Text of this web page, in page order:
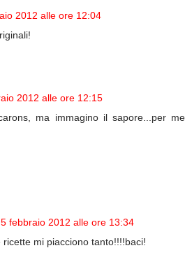
2012 alle ore 12:04
2012 alle ore 12:15
ma immagino il sapore...per me
5 febbraio 2012 alle ore 13:34
mi piacciono tanto!!!!baci!